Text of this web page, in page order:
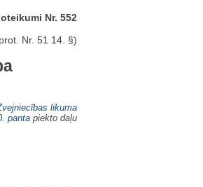
Nr. 552
Nr. 51 14. §)
likuma
panta piekto daļu